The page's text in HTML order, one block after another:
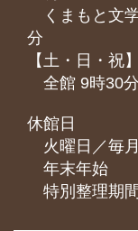
くまもと⽂
分
【土・日・祝】
全館 9時30
休館日
火曜日／毎
年末年始
特別整理期間